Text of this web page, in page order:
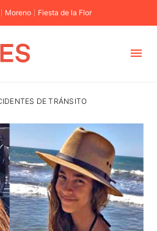
Moreno Fiesta de la Flor
DE TRÁNSITO